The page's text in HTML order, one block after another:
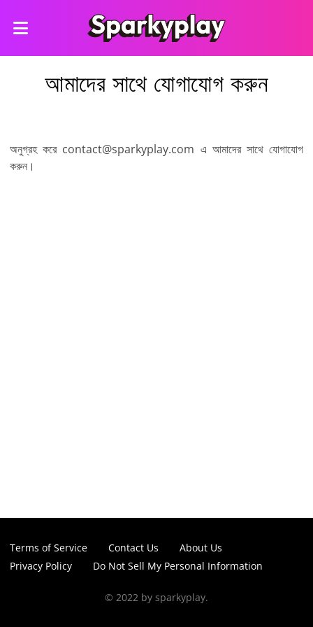
আমাদের সাথে যোগাযোগ করুন
অনুগ্রহ করে contact@sparkyplay.com এ আমাদের সাথে যোগাযোগ
করুন।
Terms of Service Contact Us
About Us
Privacy Policy
Do Not Sell My Personal Information
© 2022 by sparkyplay.